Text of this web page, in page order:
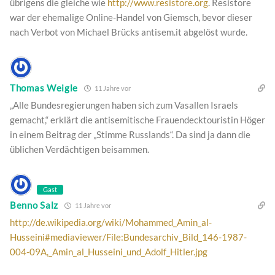
übrigens die gleiche wie http://www.resistore.org. Resistore
war der ehemalige Online-Handel von Giemsch, bevor dieser
nach Verbot von Michael Brücks antisem.it abgelöst wurde.
Thomas Weigle 11 Jahre vor
„Alle Bundesregierungen haben sich zum Vasallen Israels
gemacht,“ erklärt die antisemitische Frauendecktouristin Höger
in einem Beitrag der „Stimme Russlands“. Da sind ja dann die
üblichen Verdächtigen beisammen.
Gast
Benno Salz 11 Jahre vor
http://de.wikipedia.org/wiki/Mohammed_Amin_al-
Husseini#mediaviewer/File:Bundesarchiv_Bild_146-1987-
004-09A,_Amin_al_Husseini_und_Adolf_Hitler.jpg